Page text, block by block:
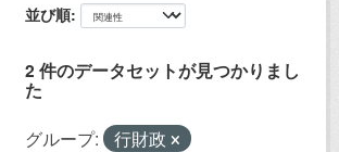
並び順
2 件のデータセットが見つかりまし
た
グループ: 行財政